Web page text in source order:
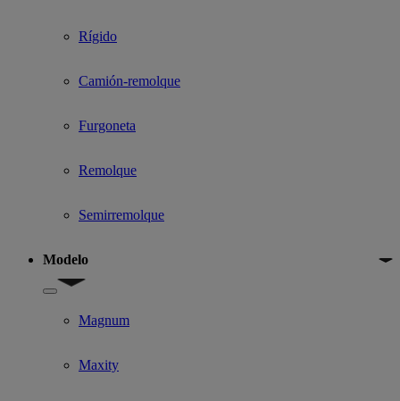
Rígido
Camión-remolque
Furgoneta
Remolque
Semirremolque
Modelo
Show submenu for Modelo
Magnum
Maxity